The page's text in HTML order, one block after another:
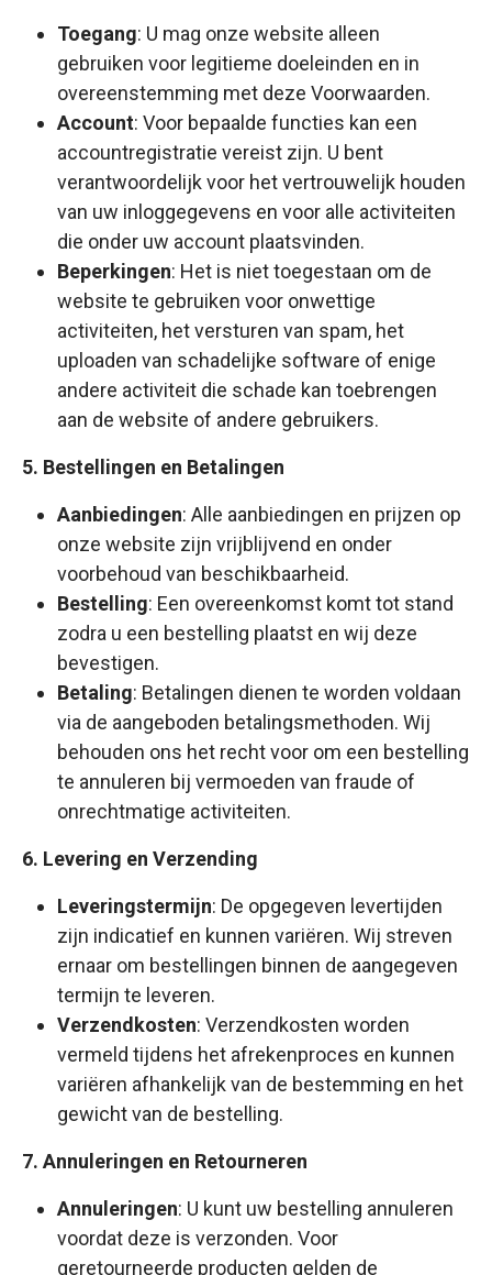
Toegang: U mag onze website alleen
gebruiken voor legitieme doeleinden en in
overeenstemming met deze Voorwaarden.
Account: Voor bepaalde functies kan een
accountregistratie vereist zijn. U bent
verantwoordelijk voor het vertrouwelijk houden
van uw inloggegevens en voor alle activiteiten
die onder uw account plaatsvinden.
Beperkingen: Het is niet toegestaan om de
website te gebruiken voor onwettige
activiteiten, het versturen van spam, het
uploaden van schadelijke software of enige
andere activiteit die schade kan toebrengen
aan de website of andere gebruikers.
5. Bestellingen en Betalingen
Aanbiedingen: Alle aanbiedingen en prijzen op
onze website zijn vrijblijvend en onder
voorbehoud van beschikbaarheid.
Bestelling: Een overeenkomst komt tot stand
zodra u een bestelling plaatst en wij deze
bevestigen.
Betaling: Betalingen dienen te worden voldaan
via de aangeboden betalingsmethoden. Wij
behouden ons het recht voor om een bestelling
te annuleren bij vermoeden van fraude of
onrechtmatige activiteiten.
6. Levering en Verzending
Leveringstermijn: De opgegeven levertijden
zijn indicatief en kunnen variëren. Wij streven
ernaar om bestellingen binnen de aangegeven
termijn te leveren.
Verzendkosten: Verzendkosten worden
vermeld tijdens het afrekenproces en kunnen
variëren afhankelijk van de bestemming en het
gewicht van de bestelling.
7. Annuleringen en Retourneren
Annuleringen: U kunt uw bestelling annuleren
voordat deze is verzonden. Voor
geretourneerde producten gelden de